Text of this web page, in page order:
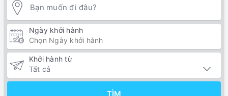
Ngày khởi hành
Khởi hành từ
TÌM